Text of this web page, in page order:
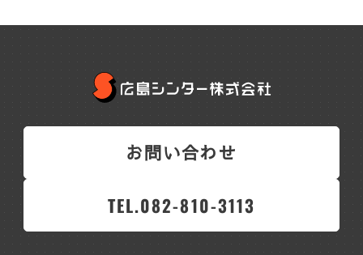
お問い合わせ
TEL.082-810-3113